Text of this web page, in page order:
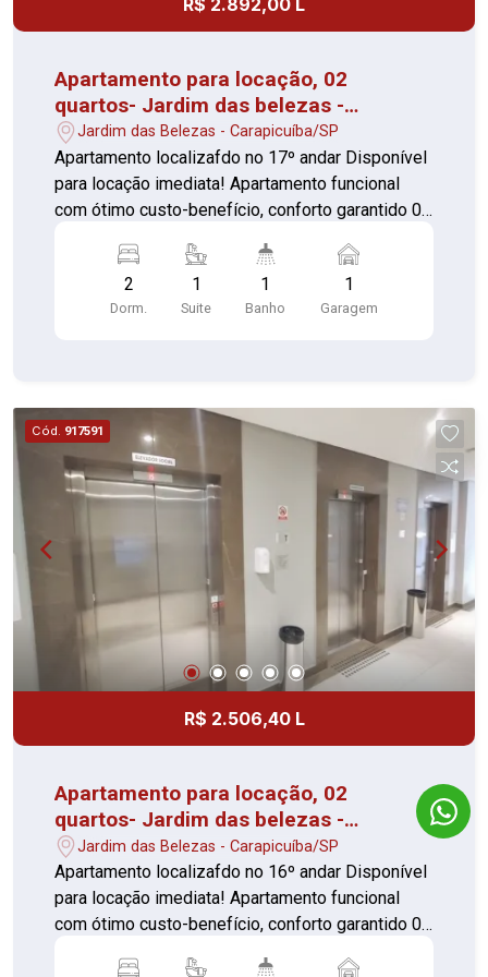
Apartamento para locação, 02
quartos- Jardim das belezas -
Condominio Square Carapicuiba
Jardim das Belezas - Carapicuíba/SP
Apartamento localizafdo no 17º andar Disponível
para locação imediata! Apartamento funcional
com ótimo custo-benefício, conforto garantido 02
serviço Banheiro social 1 vaga de garagem Com
portaria 24 horas, elevador, academia, piscina,
quadra esportiva, salão de festas, playground,
2
Dorm.
1
Suite
1
Banho
1
Garagem
Cód. 917591
R$ 2.506,40 L
Apartamento para locação, 02
quartos- Jardim das belezas -
Condominio Square Carapicuiba
Jardim das Belezas - Carapicuíba/SP
Apartamento localizafdo no 16º andar Disponível
para locação imediata! Apartamento funcional
com ótimo custo-benefício, conforto garantido 02